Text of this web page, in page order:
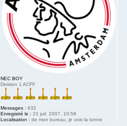
NEC BOY
Division 1 ACFF
Messages : 632
Enregistré le : 21 juil. 2007, 10:58
Localisation : de mon bureau, je vois la tonne